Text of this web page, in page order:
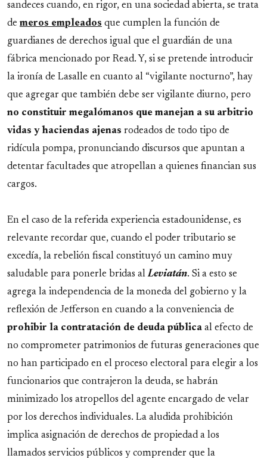
sandeces cuando, en rigor, en una sociedad abierta, se trata
de meros empleados que cumplen la función de
guardianes de derechos igual que el guardián de una
fábrica mencionado por Read. Y, si se pretende introducir
la ironía de Lasalle en cuanto al “vigilante nocturno”, hay
que agregar que también debe ser vigilante diurno, pero
no constituir megalómanos que manejan a su arbitrio
vidas y haciendas ajenas rodeados de todo tipo de
ridícula pompa, pronunciando discursos que apuntan a
detentar facultades que atropellan a quienes financian sus
cargos.
En el caso de la referida experiencia estadounidense, es
relevante recordar que, cuando el poder tributario se
excedía, la rebelión fiscal constituyó un camino muy
saludable para ponerle bridas alLeviatán. Si a esto se
agrega la independencia de la moneda del gobierno y la
reflexión de Jefferson en cuando a la conveniencia de
prohibir la contratación de deuda pública al efecto de
no comprometer patrimonios de futuras generaciones que
no han participado en el proceso electoral para elegir a los
funcionarios que contrajeron la deuda, se habrán
minimizado los atropellos del agente encargado de velar
por los derechos individuales. La aludida prohibición
implica asignación de derechos de propiedad a los
llamados servicios públicos y comprender que la